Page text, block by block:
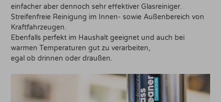
einfacher aber dennoch sehr effektiver Glasreiniger.
Streifenfreie Reinigung im Innen- sowie Außenbereich von
Kraftfahrzeugen.
Ebenfalls perfekt im Haushalt geeignet und auch bei
warmen Temperaturen gut zu verarbeiten,
egal ob drinnen oder draußen.